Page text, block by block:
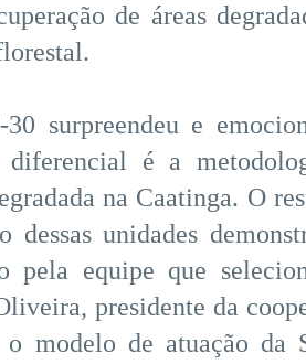
de áreas
surpreendeu e
diferencial é a
na Caatinga. O
unidades
equipe que
presidente da
o modelo de atuação da